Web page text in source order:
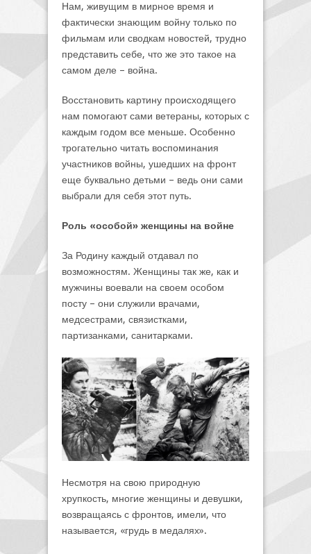
Нам, живущим в мирное время и
фактически знающим войну только по
фильмам или сводкам новостей, трудно
представить себе, что же это такое на
самом деле – война.
Восстановить картину происходящего
нам помогают сами ветераны, которых с
каждым годом все меньше. Особенно
трогательно читать воспоминания
участников войны, ушедших на фронт
еще буквально детьми – ведь они сами
выбрали для себя этот путь.
Роль «особой» женщины на войне
За Родину каждый отдавал по
возможностям. Женщины так же, как и
мужчины воевали на своем особом
посту – они служили врачами,
медсестрами, связистками,
партизанками, санитарками.
Несмотря на свою природную
хрупкость, многие женщины и девушки,
возвращаясь с фронтов, имели, что
называется, «грудь в медалях».